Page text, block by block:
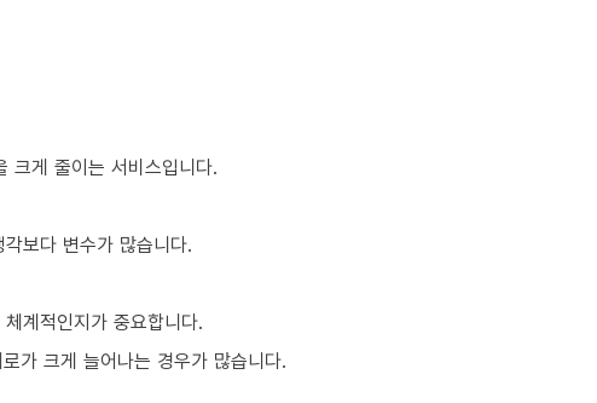
크게 줄이는 서비스입니다.
보다 변수가 많습니다.
계적인지가 중요합니다.
가 크게 늘어나는 경우가 많습니다.